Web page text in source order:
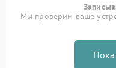
Мы проверим ваше